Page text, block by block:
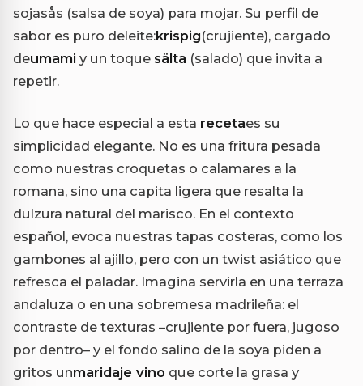
sojasås (salsa de soya) para mojar. Su perfil de
sabor es puro deleite:krispig(crujiente), cargado
deumami y un toque sälta (salado) que invita a
repetir.
Lo que hace especial a esta recetaes su
simplicidad elegante. No es una fritura pesada
como nuestras croquetas o calamares a la
romana, sino una capita ligera que resalta la
dulzura natural del marisco. En el contexto
español, evoca nuestras tapas costeras, como los
gambones al ajillo, pero con un twist asiático que
refresca el paladar. Imagina servirla en una terraza
andaluza o en una sobremesa madrileña: el
contraste de texturas –crujiente por fuera, jugoso
por dentro– y el fondo salino de la soya piden a
gritos unmaridaje vino que corte la grasa y